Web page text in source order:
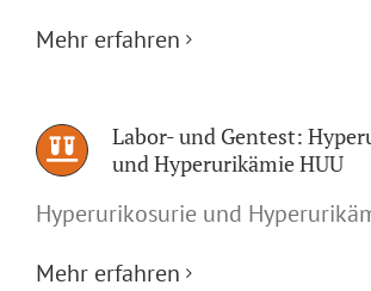
Mehr erfahren
Labor- und Gentest:
und Hyperurikämie HUU
Hyperurikosurie und
Mehr erfahren